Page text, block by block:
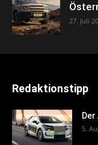
27. Juli
Redaktionstipp
5.